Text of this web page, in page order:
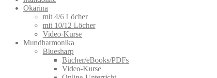
Okarina
mit 4/6 Löcher
mit 10/12 Löcher
Video-Kurse
Mundharmonika
Bluesharp
Bücher/eBooks/PDFs
Video-Kurse